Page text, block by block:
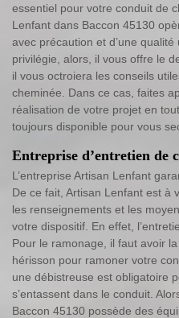
essentiel pour votre conduit de
Lenfant dans Baccon 45130
avec précaution et d’une
privilégie, alors, il vous offre le
il vous octroiera les conseils
cheminée. Dans ce cas, faites
réalisation de votre projet en
toujours disponible pour vous
Entreprise d’entretien de
L’entreprise Artisan Lenfant
De ce fait, Artisan Lenfant est à
les renseignements et les
votre dispositif. En effet,
Pour le ramonage, il faut avoir
hérisson pour ramoner votre
une débistreuse est obligatoire
s’entassent dans le conduit.
Baccon 45130 possède des